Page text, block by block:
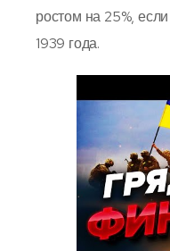
ростом на 25%,
1939 года.